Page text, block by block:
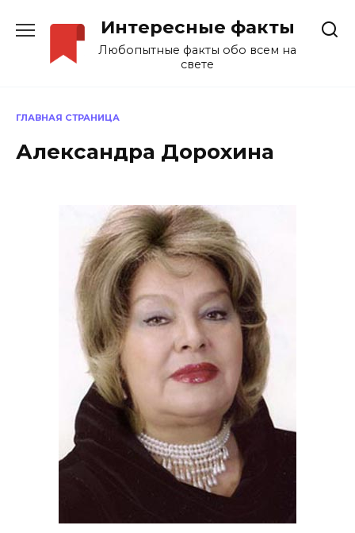
содержанию
Интересные факты
Любопытные факты обо всем на
свете
ГЛАВНАЯ СТРАНИЦА
Александра Дорохина